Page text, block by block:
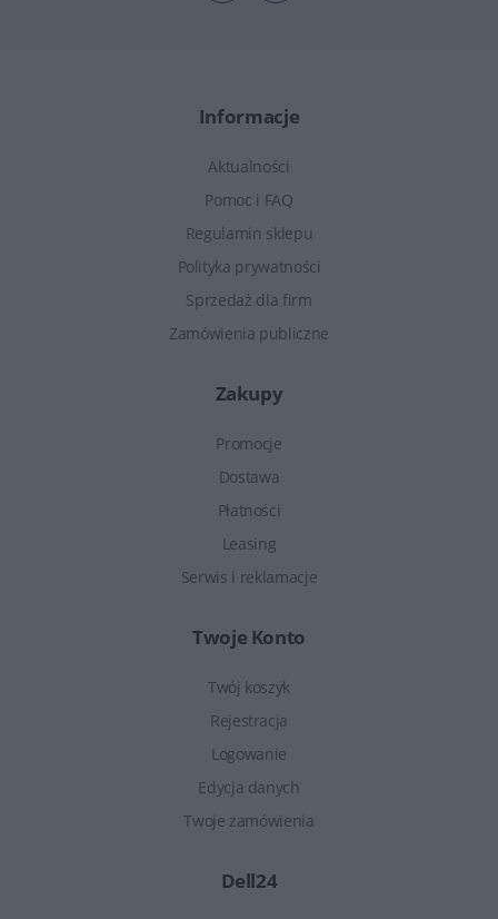
Informacje
Aktualności
Pomoc i FAQ
Regulamin sklepu
Polityka prywatności
Sprzedaż dla firm
Zamówienia publiczne
Zakupy
Promocje
Dostawa
Płatności
Leasing
Serwis i reklamacje
Twoje Konto
Twój koszyk
Rejestracja
Logowanie
Edycja danych
Twoje zamówienia
Dell24